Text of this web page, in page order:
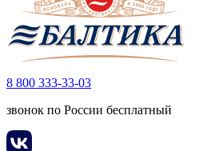
8 800 333-33-03
звонок по России бесплатный